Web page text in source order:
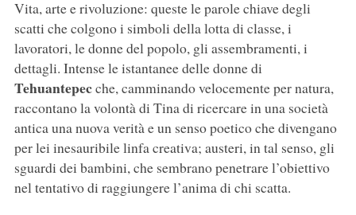
Vita, arte e rivoluzione: queste le parole chiave degli
scatti che colgono i simboli della lotta di classe, i
lavoratori, le donne del popolo, gli assembramenti, i
dettagli. Intense le istantanee delle donne di
Tehuantepecche, camminando velocemente per natura,
raccontano la volontà di Tina di ricercare in una società
antica una nuova verità e un senso poetico che divengano
per lei inesauribile linfa creativa; austeri, in tal senso, gli
sguardi dei bambini, che sembrano penetrare l’obiettivo
nel tentativo di raggiungere l’anima di chi scatta.